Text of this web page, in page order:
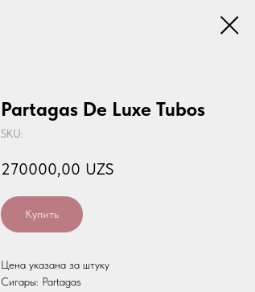
Partagas De Luxe Tubos
SKU:
270000,00 UZS
Купить
Цена указана за штуку
Сигары: Partagas